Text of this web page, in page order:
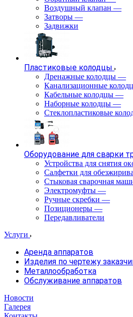
Воздушный клапан —
Затворы —
Задвижки
Пластиковые колодцы
Дренажные колодцы —
Канализационные
Кабельные колодцы —
Наборные колодцы —
Стеклопластиковые
Оборудование для сварки
Устройства для снятия
Салфетки для
Стыковая сварочная
Электромуфты —
Ручные скребки —
Позиционеры —
Передавливатели
Услуги
Аренда аппаратов
Изделия по чертежу
Металлообработка
Обслуживание аппаратов
Новости
Галерея